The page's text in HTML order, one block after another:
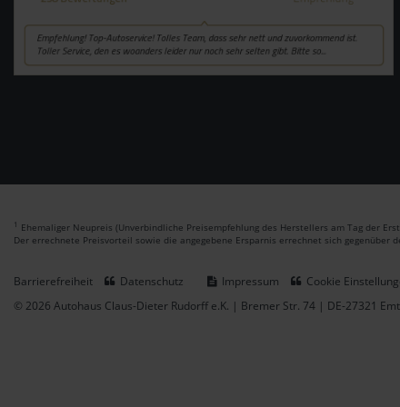
1 Ehemaliger Neupreis (Unverbindliche Preisempfehlung des Herstellers am Tag der
Der errechnete Preisvorteil sowie die angegebene Ersparnis errechnet sich
Barrierefreiheit Datenschutz Impressum
Cookie
© 2026 Autohaus Claus-Dieter Rudorff e.K. | Bremer Str. 74 | DE-27321